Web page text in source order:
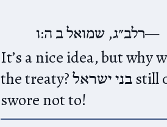
רלב״ג, שמואל ב ה:ו
It’s a nice idea, but why
the treaty? בני ישראל still can’t betray the Jebusites if they
swore not to!